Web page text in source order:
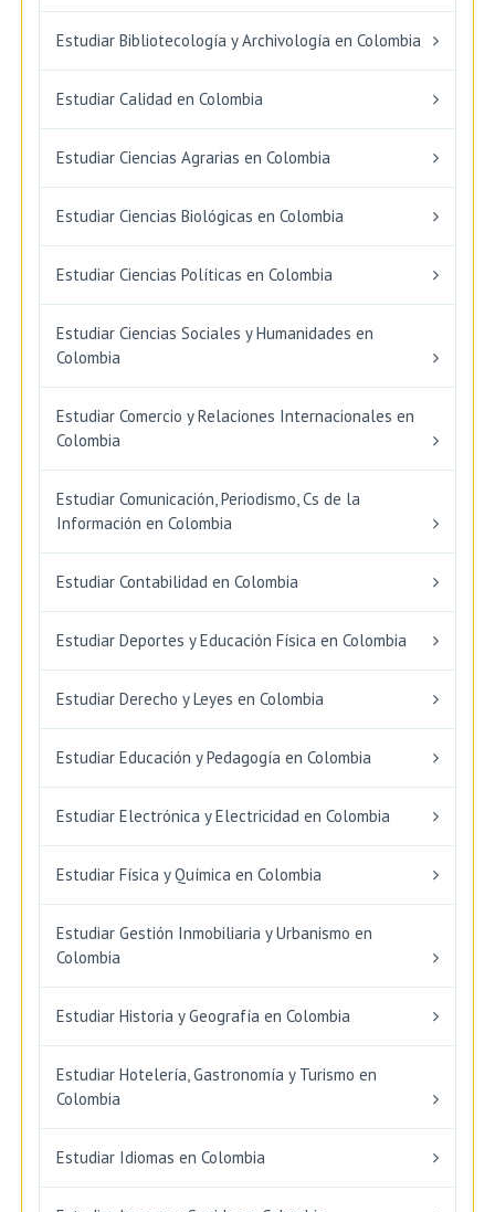
Estudiar Bibliotecología y Archivología en Colombia
Estudiar Calidad en Colombia
Estudiar Ciencias Agrarias en Colombia
Estudiar Ciencias Biológicas en Colombia
Estudiar Ciencias Políticas en Colombia
Estudiar Ciencias Sociales y Humanidades en
Colombia
Estudiar Comercio y Relaciones Internacionales en
Colombia
Estudiar Comunicación, Periodismo, Cs de la
Información en Colombia
Estudiar Contabilidad en Colombia
Estudiar Deportes y Educación Física en Colombia
Estudiar Derecho y Leyes en Colombia
Estudiar Educación y Pedagogía en Colombia
Estudiar Electrónica y Electricidad en Colombia
Estudiar Física y Química en Colombia
Estudiar Gestión Inmobiliaria y Urbanismo en
Colombia
Estudiar Historia y Geografía en Colombia
Estudiar Hotelería, Gastronomía y Turismo en
Colombia
Estudiar Idiomas en Colombia